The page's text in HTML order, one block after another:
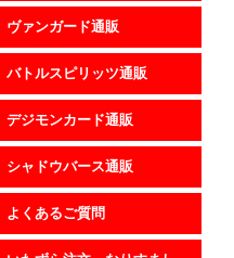
ヴァンガード通販
バトルスピリッツ通販
デジモンカード通販
シャドウバース通販
よくあるご質問